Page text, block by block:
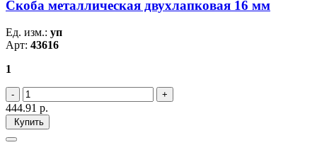
Скоба металлическая двухлапковая 16 мм
Ед. изм.: уп
Арт: 43616
1
444.91 р.
Купить